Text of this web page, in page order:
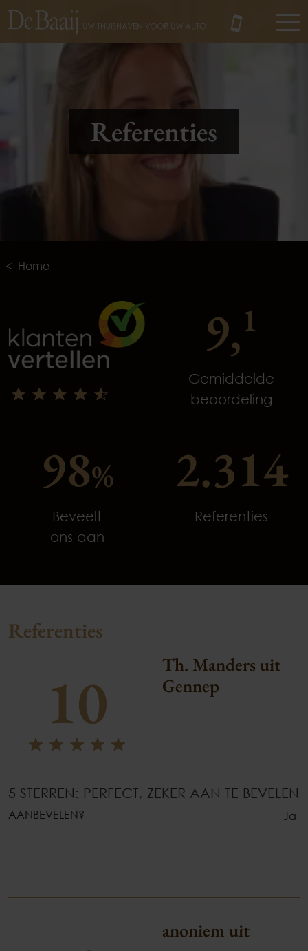
Referenties
Home
9,1
Gemiddelde
beoordeling
98%
Beveelt
ons aan
2.314
Referenties
Referenties
10
Th. Manders uit
Gennep
5 STERREN: PERFECT, ZEKER AAN TE BEVELEN
AANBEVELEN? Ja
anoniem uit